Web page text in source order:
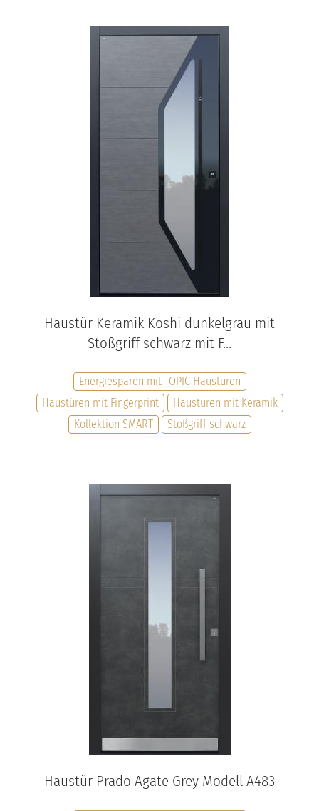
Haustür Keramik Koshi dunkelgrau mit
Stoßgriff schwarz mit F...
Energiesparen mit TOPIC Haustüren
Haustüren mit Fingerprint
Haustüren mit Keramik
Kollektion SMART
Stoßgriff schwarz
Haustür Prado Agate Grey Modell A483